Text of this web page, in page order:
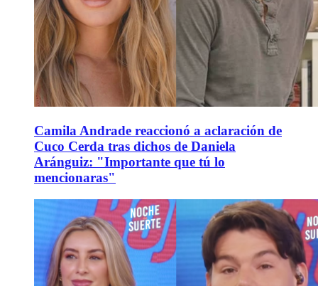
Camila Andrade reaccionó a aclaración de
Cuco Cerda tras dichos de Daniela
Aránguiz: "Importante que tú lo
mencionaras"